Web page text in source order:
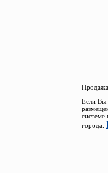
Продажа
Если Вы
системе
города.